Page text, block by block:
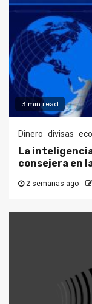
3 min read
Dinero divisas
La
consejera en
2 semanas ago